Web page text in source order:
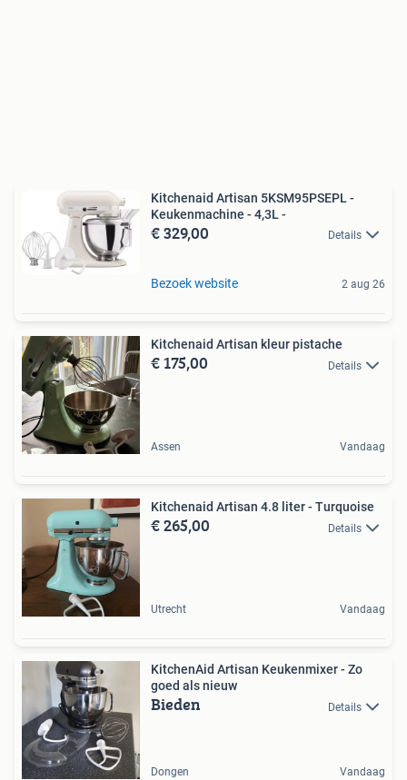
Kitchenaid Artisan 5KSM95PSEPL -
Keukenmachine - 4,3L -
€ 329,00 Details
Bezoek website 2 aug 26
Kitchenaid Artisan kleur pistache
€ 175,00 Details
Assen Vandaag
Kitchenaid Artisan 4.8 liter - Turquoise
€ 265,00 Details
Utrecht Vandaag
KitchenAid Artisan Keukenmixer - Zo
goed als nieuw
Bieden Details
Dongen Vandaag